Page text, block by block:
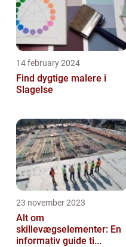
14 february 2024
Find dygtige malere i
Slagelse
23 november 2023
Alt om
skillevægselementer: En
informativ guide ti...